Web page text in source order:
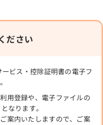
ださい
ビス・控除証明書の電子フ
用登録や、電子ファイルの
なります。
案内いたしますので、ご案